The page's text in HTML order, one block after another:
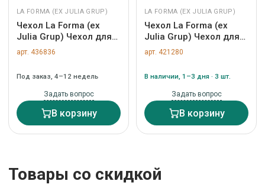
LA FORMA (ЕХ JULIA GRUP)
Чехол La Forma (ех
Julia Grup) Чехол для
подушки Luadia из
оранжевого хлопка с
см арт. 481255
арт. 436836
Под заказ, 4–12 недель
Задать вопрос
В корзину
LA FORMA (ЕХ JULIA GRUP)
Чехол La Forma (ех
Julia Grup) Чехол для
подушки Prila из
бархатного хлопка
вышивкой 45 x 45 см
арт. 210776
арт. 421280
В наличии, 1–3 дня · 3 шт.
Задать вопрос
В корзину
Товары со скидкой